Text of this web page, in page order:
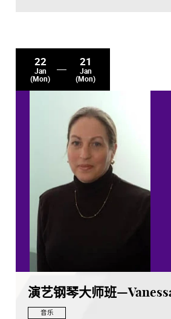
22
Jan
(Mon)
21
Jan
(Mon)
演艺钢琴大师班
音乐